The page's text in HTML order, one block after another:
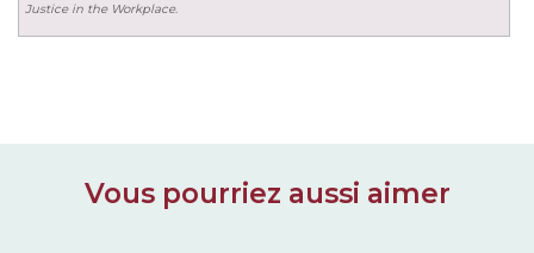
Justice in the Workplace.
Vous pourriez aussi aimer